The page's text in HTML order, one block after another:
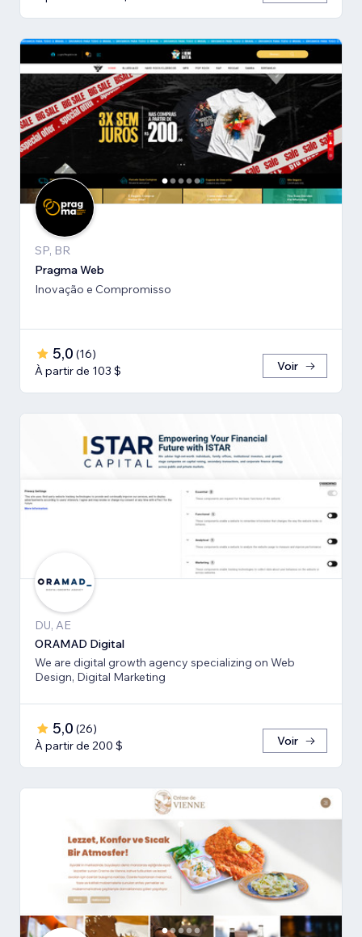
SP, BR
Pragma Web
Inovação e Compromisso
5,0 (16)
À partir de 103 $
Voir
DU, AE
ORAMAD Digital
We are digital growth agency specializing on Web
Design, Digital Marketing
5,0 (26)
À partir de 200 $
Voir